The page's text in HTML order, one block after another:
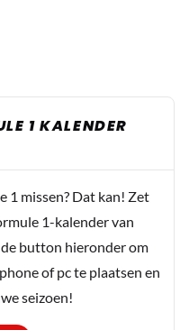
1 KALENDER
1 missen? Dat kan! Zet
1-kalender van
button hieronder om
of pc te plaatsen en
seizoen!